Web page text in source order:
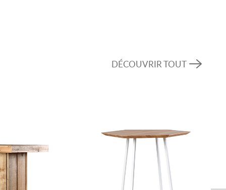
» est donc un excellent choix pour les
DÉCOUVRIR TOUT